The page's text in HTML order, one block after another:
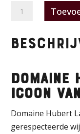
Domaine
-
Aubin
1er
cru
Les
Frionnes
Domaine
Icoon
Domaine Hubert
gerespecteerde